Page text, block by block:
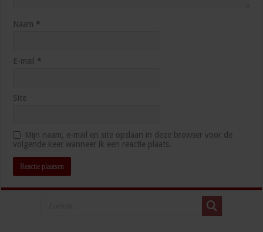
Naam *
E-mail *
Site
Mijn naam, e-mail en site opslaan in deze browser voor de
volgende keer wanneer ik een reactie plaats.